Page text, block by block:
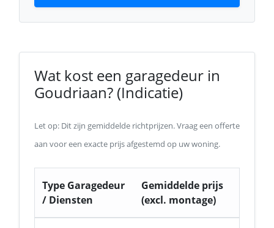
Wat kost een garagedeur in
Goudriaan? (Indicatie)
Let op: Dit zijn gemiddelde richtprijzen. Vraag een offerte
aan voor een exacte prijs afgestemd op uw woning.
Type Garagedeur
/ Diensten
Gemiddelde prijs
(excl. montage)